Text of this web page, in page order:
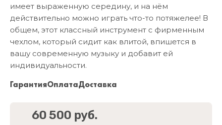
имеет выраженную середину, и на нём
действительно можно играть что-то потяжелее! В
общем, этот классный инструмент с фирменным
чехлом, который сидит как влитой, впишется в
вашу современную музыку и добавит ей
индивидуальности.
ГарантияОплатаДоставка
60 500 руб.